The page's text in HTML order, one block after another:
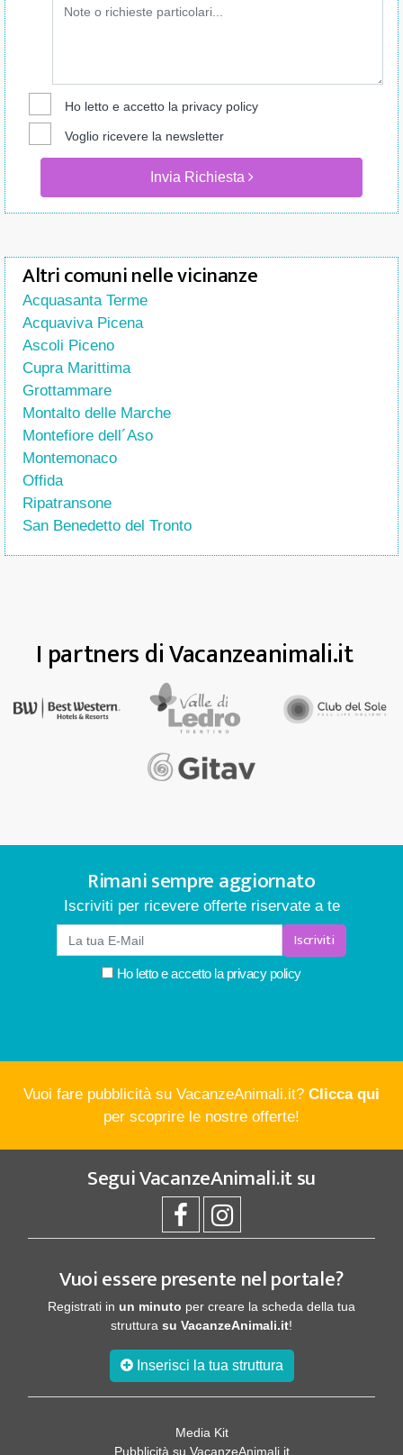
Ho letto e accetto la privacy policy
Voglio ricevere la newsletter
Invia Richiesta
Altri comuni nelle vicinanze
Acquasanta Terme
Acquaviva Picena
Ascoli Piceno
Cupra Marittima
Grottammare
Montalto delle Marche
Montefiore dell´Aso
Montemonaco
Offida
Ripatransone
San Benedetto del Tronto
I partners di Vacanzeanimali.it
Rimani sempre aggiornato
Iscriviti per ricevere offerte riservate a te
Iscriviti
Ho letto e accetto laprivacy policy
Vuoi fare pubblicità su VacanzeAnimali.it? Clicca qui
per scoprire le nostre offerte!
SeguiVacanzeAnimali.itsu
Vuoi essere presente nel portale?
Registrati in un minuto per creare la scheda della tua
struttura su VacanzeAnimali.it!
Inserisci la tua struttura
Media Kit
Pubblicità su VacanzeAnimali.it